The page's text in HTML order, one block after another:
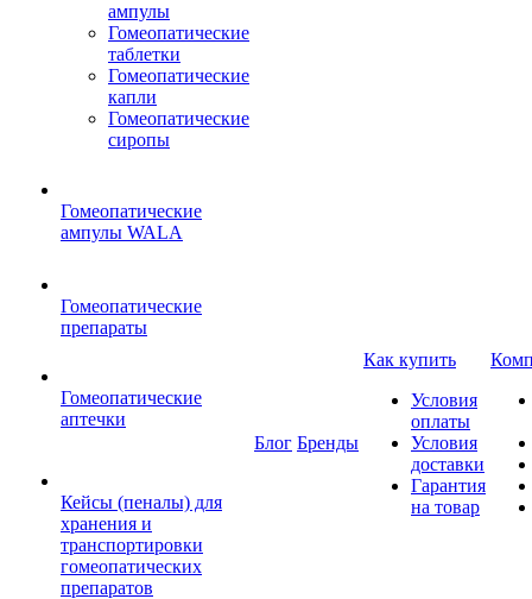
ампулы
Гомеопатические
таблетки
Гомеопатические
капли
Гомеопатические
сиропы
Гомеопатические
ампулы WALA
Гомеопатические
препараты
Гомеопатические
аптечки
Кейсы (пеналы) для
хранения и
транспортировки
гомеопатических
препаратов
Блог Бренды
Как купить
Условия
оплаты
Условия
доставки
Гарантия
на товар